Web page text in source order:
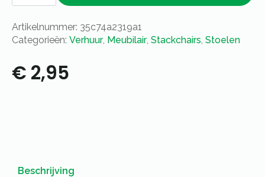
Artikelnummer: 35c74a2319a1
Categorieën: Verhuur, Meubilair, Stackchairs, Stoelen
€ 2,95
Beschrijving